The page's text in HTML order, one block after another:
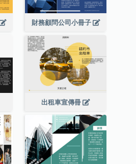
財務顧問公司小冊子
出租車宣傳冊